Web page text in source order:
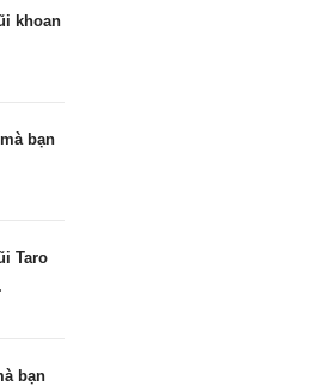
khoan
bạn
Taro
bạn